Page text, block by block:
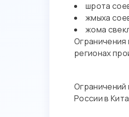
шрота
жмыха
жома
Ограничения
регионах
Ограничений
России в